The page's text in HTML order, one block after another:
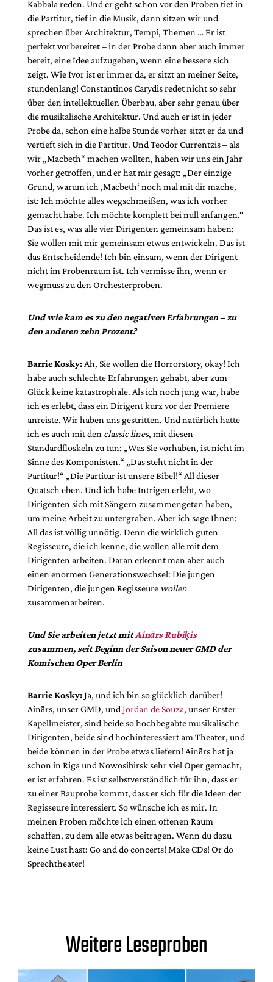
Kabbala reden. Und er geht schon vor den Proben tief in
die Partitur, tief in die Musik, dann sitzen wir und
sprechen über Architektur, Tempi, Themen … Er ist
perfekt vorbereitet – in der Probe dann aber auch immer
bereit, eine Idee aufzugeben, wenn eine bessere sich
zeigt. Wie Ivor ist er immer da, er sitzt an meiner Seite,
stundenlang! Constantinos Carydis redet nicht so sehr
über den intellektuellen Überbau, aber sehr genau über
die musikalische Architektur. Und auch er ist in jeder
Probe da, schon eine halbe Stunde vorher sitzt er da und
vertieft sich in die Partitur. Und Teodor Currentzis – als
wir „Macbeth“ machen wollten, haben wir uns ein Jahr
vorher getroffen, und er hat mir gesagt: „Der einzige
Grund, warum ich ,Macbeth‘ noch mal mit dir mache,
ist: Ich möchte alles wegschmeißen, was ich vorher
gemacht habe. Ich möchte komplett bei null anfangen.“
Das ist es, was alle vier Dirigenten gemeinsam haben:
Sie wollen mit mir gemeinsam etwas entwickeln. Das ist
das Entscheidende! Ich bin einsam, wenn der Dirigent
nicht im Probenraum ist. Ich vermisse ihn, wenn er
wegmuss zu den Orchesterproben.
Und wie kam es zu den negativen Erfahrungen – zu
den anderen zehn Prozent?
Barrie Kosky: Ah, Sie wollen die Horrorstory, okay! Ich
habe auch schlechte Erfahrungen gehabt, aber zum
Glück keine katastrophale. Als ich noch jung war, habe
ich es erlebt, dass ein Dirigent kurz vor der Premiere
anreiste. Wir haben uns gestritten. Und natürlich hatte
ich es auch mit den classic lines, mit diesen
Standardfloskeln zu tun: „Was Sie vorhaben, ist nicht im
Sinne des Komponisten.“ „Das steht nicht in der
Partitur!“ „Die Partitur ist unsere Bibel!“ All dieser
Quatsch eben. Und ich habe Intrigen erlebt, wo
Dirigenten sich mit Sängern zusammengetan haben,
um meine Arbeit zu untergraben. Aber ich sage Ihnen:
All das ist völlig unnötig. Denn die wirklich guten
Regisseure, die ich kenne, die wollen alle mit dem
Dirigenten arbeiten. Daran erkennt man aber auch
einen enormen Generationswechsel: Die jungen
Dirigenten, die jungen Regisseure wollen
zusammenarbeiten.
Und Sie arbeiten jetzt mitAinārs Rubiķis
zusammen, seit Beginn der Saison neuer GMD der
Komischen Oper Berlin
Barrie Kosky:Ja, und ich bin so glücklich darüber!
Ainārs, unser GMD, und Jordan de Souza, unser Erster
Kapellmeister, sind beide so hochbegabte musikalische
Dirigenten, beide sind hochinteressiert am Theater, und
beide können in der Probe etwas liefern! Ainārs hat ja
schon in Riga und Nowosibirsk sehr viel Oper gemacht,
er ist erfahren. Es ist selbstverständlich für ihn, dass er
zu einer Bauprobe kommt, dass er sich für die Ideen der
Regisseure interessiert. So wünsche ich es mir. In
meinen Proben möchte ich einen offenen Raum
schaffen, zu dem alle etwas beitragen. Wenn du dazu
keine Lust hast: Go and do concerts! Make CDs! Or do
Sprechtheater!
Weitere Leseproben